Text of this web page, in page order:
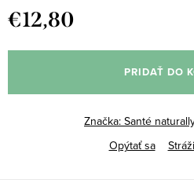
€12,80
cena:
PRIDAŤ DO
Značka: Santé
Opýtať sa